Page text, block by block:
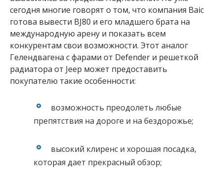
сегодня многие говорят о том, что компания Baic
готова вывести BJ80 и его младшего брата на
международную арену и показать всем
конкурентам свои возможности. Этот аналог
Гелендвагена с фарами от Defender и решеткой
радиатора от Jeep может предоставить
покупателю такие особенности:
возможность преодолеть любые
препятствия на дороге и на бездорожье;
высокий клиренс и хорошая посадка,
которая дает прекрасный обзор;